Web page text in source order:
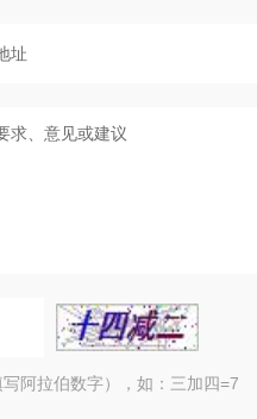
阿拉伯数字），如：三加四=7